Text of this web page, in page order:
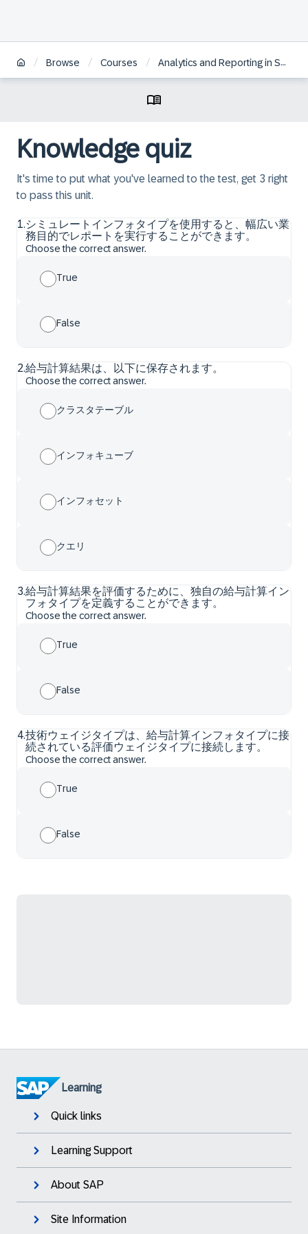
/ Browse / Courses / Analytics and Reporting in SAP HCM for S/4HANA | JA
Knowledge quiz
It's time to put what you've learned to the test, get 3 right
to pass this unit.
1.シミュレートインフォタイプを使用すると、幅広い業
務目的でレポートを実行することができます。
Choose the correct answer.
True
False
2.給与計算結果は、以下に保存されます。
Choose the correct answer.
クラスタテーブル
インフォキューブ
インフォセット
クエリ
3.給与計算結果を評価するために、独自の給与計算イン
フォタイプを定義することができます。
Choose the correct answer.
True
False
4.技術ウェイジタイプは、給与計算インフォタイプに接
続されている評価ウェイジタイプに接続します。
Choose the correct answer.
True
False
Learning
Quick links
Learning Support
About SAP
Site Information